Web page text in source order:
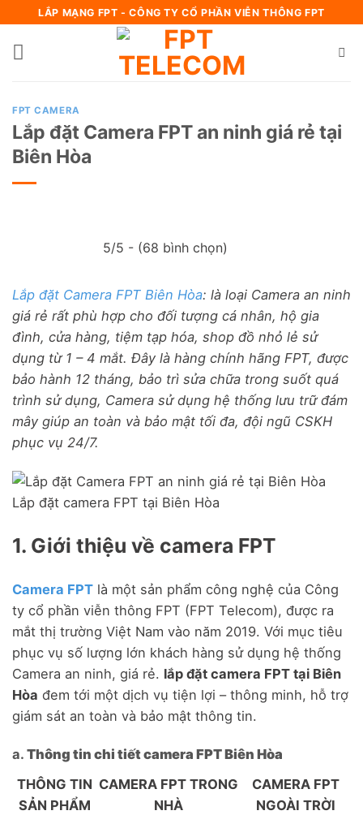
LẮP MẠNG FPT - CÔNG TY CỔ PHẦN VIỄN THÔNG FPT
FPT CAMERA
Lắp đặt Camera FPT an ninh giá rẻ tại
Biên Hòa
5/5 - (68 bình chọn)
Lắp đặt Camera FPT Biên Hòa: là loại Camera an ninh
giá rẻ rất phù hợp cho đối tượng cá nhân, hộ gia
đình, cửa hàng, tiệm tạp hóa, shop đồ nhỏ lẻ sử
dụng từ 1 – 4 mắt. Đây là hàng chính hãng FPT, được
bảo hành 12 tháng, bảo trì sửa chữa trong suốt quá
trình sử dụng, Camera sử dụng hệ thống lưu trữ đám
mây giúp an toàn và bảo mật tối đa, đội ngũ CSKH
phục vụ 24/7.
Lắp đặt camera FPT tại Biên Hòa
1. Giới thiệu về camera FPT
Camera FPT là một sản phẩm công nghệ của Công
ty cổ phần viễn thông FPT (FPT Telecom), được ra
mắt thị trường Việt Nam vào năm 2019. Với mục tiêu
phục vụ số lượng lớn khách hàng sử dụng hệ thống
Camera an ninh, giá rẻ. lắp đặt camera FPT tại Biên
Hòa đem tới một dịch vụ tiện lợi – thông minh, hỗ trợ
giám sát an toàn và bảo mật thông tin.
a. Thông tin chi tiết camera FPT Biên Hòa
THÔNG TIN
SẢN PHẨM
CAMERA FPT TRONG
NHÀ
CAMERA FPT
NGOÀI TRỜI